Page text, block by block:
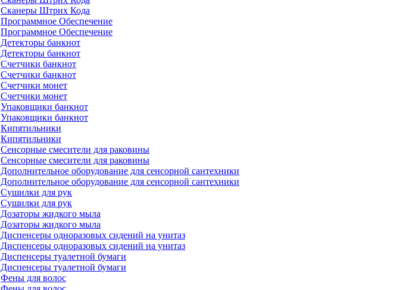
Сканеры Штрих Кода
Программное Обеспечение
Программное Обеспечение
Детекторы банкнот
Детекторы банкнот
Счетчики банкнот
Счетчики банкнот
Счетчики монет
Счетчики монет
Упаковщики банкнот
Упаковщики банкнот
Кипятильники
Кипятильники
Сенсорные смесители для раковины
Сенсорные смесители для раковины
Дополнительное оборудование для сенсорной сантехники
Дополнительное оборудование для сенсорной сантехники
Сушилки для рук
Сушилки для рук
Дозаторы жидкого мыла
Дозаторы жидкого мыла
Диспенсеры одноразовых сидений на унитаз
Диспенсеры одноразовых сидений на унитаз
Диспенсеры туалетной бумаги
Диспенсеры туалетной бумаги
Фены для волос